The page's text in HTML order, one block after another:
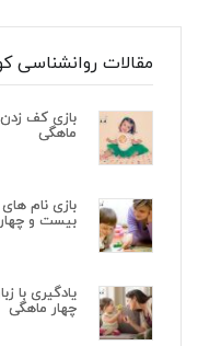
مقالات روانشناسی
بازی کف
ماهگی
بازی نام
بیست و
یادگیری با
چهار ماهگی